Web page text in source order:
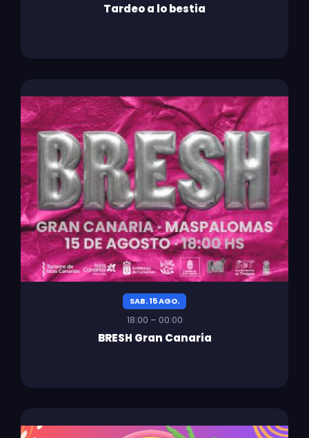
Tardeo a lo bestia
SAB. 15 AGO.
18:00 – 00:00
BRESH Gran Canaria